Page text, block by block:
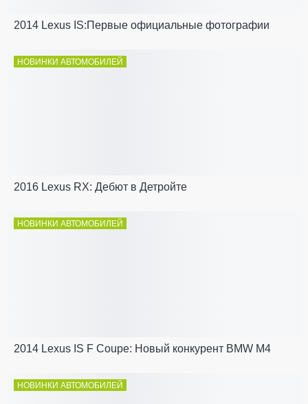
2014 Lexus IS:Первые официальные фотографии
НОВИНКИ АВТОМОБИЛЕЙ
2016 Lexus RX: Дебют в Детройте
НОВИНКИ АВТОМОБИЛЕЙ
2014 Lexus IS F Coupe: Новый конкурент BMW M4
НОВИНКИ АВТОМОБИЛЕЙ